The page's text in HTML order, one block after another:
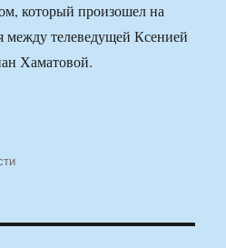
который произошел на
между телеведущей Ксенией
Хаматовой.